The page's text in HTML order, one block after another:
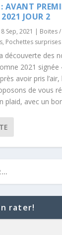
AVANT
JOUR 2
Sep, 2021 | Boites
, Pochettes surprises
découverte des
2021 signée
avoir pris
de vous
plaid, avec un
rater!